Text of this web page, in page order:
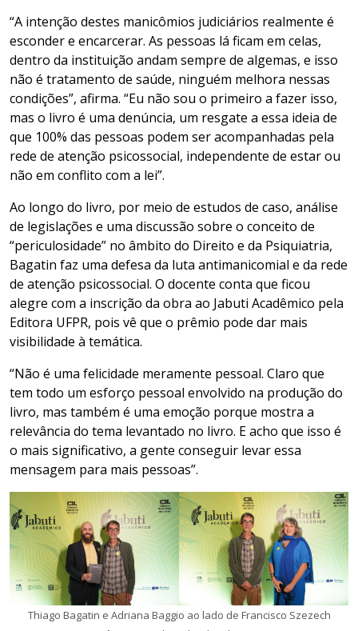
“A intenção destes manicômios judiciários realmente é
esconder e encarcerar. As pessoas lá ficam em celas,
dentro da instituição andam sempre de algemas, e isso
não é tratamento de saúde, ninguém melhora nessas
condições”, afirma. “Eu não sou o primeiro a fazer isso,
mas o livro é uma denúncia, um resgate a essa ideia de
que 100% das pessoas podem ser acompanhadas pela
rede de atenção psicossocial, independente de estar ou
não em conflito com a lei”.
Ao longo do livro, por meio de estudos de caso, análise
de legislações e uma discussão sobre o conceito de
“periculosidade” no âmbito do Direito e da Psiquiatria,
Bagatin faz uma defesa da luta antimanicomial e da rede
de atenção psicossocial. O docente conta que ficou
alegre com a inscrição da obra ao Jabuti Acadêmico pela
Editora UFPR, pois vê que o prêmio pode dar mais
visibilidade à temática.
“Não é uma felicidade meramente pessoal. Claro que
tem todo um esforço pessoal envolvido na produção do
livro, mas também é uma emoção porque mostra a
relevância do tema levantado no livro. E acho que isso é
o mais significativo, a gente conseguir levar essa
mensagem para mais pessoas”.
Thiago Bagatin e Adriana Baggio ao lado de Francisco Szezech